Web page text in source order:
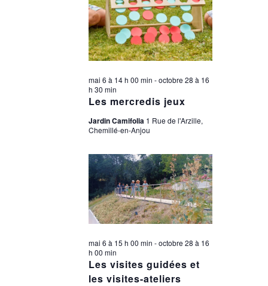
Les mercredis jeux
mai 6 à 14 h 00 min -octobre 28 à 16
h 30 min
Jardin Camifolia 1 Rue de l'Arzille,
Chemillé-en-Anjou
Les visites guidées et
les visites-ateliers
mai 6 à 15 h 00 min -octobre 28 à 16
h 00 min